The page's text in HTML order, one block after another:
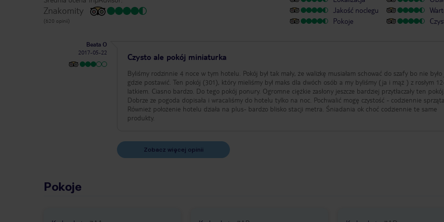
Znakomity
(620 opinii)
Jakość noclegu
Pokoje
Beata O
2017-05-22
Czysto ale pokój miniaturka
Byliśmy rodzinnie 4 noce w tym hotelu. Pokój był tak mały, że walizkę musiałam schować do szafy bo nie było
gdzie postawić. Ten pokój (301), który mieliśmy był maks dla dwóch osób a my byliśmy (ja i mąż ) z rosłym
latkiem. Ciasno bardzo. Do tego pokój ponury. Ogromne ciężkie zasłony jeszcze bardziej przytłaczały ten pokój.
Dobrze ze pogoda dopisała i wracaliśmy do hotelu tylko na noc. Pochwalić mogę czystość - codziennie
Również położenie hotelu działa na plus- bardzo blisko stacji metra. Śniadania ok choć codziennie te same
produkty.
Zobacz więcej opinii
Pokoje